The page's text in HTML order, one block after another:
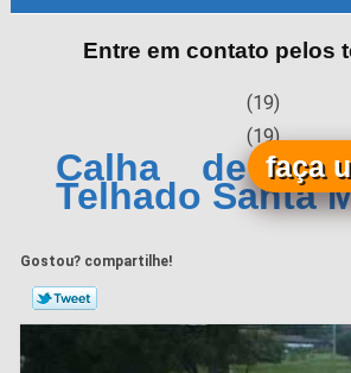
Entre em contato pelos
(19)
(19)
Calha de
Telhado Santa
Gostou? compartilhe!
faça